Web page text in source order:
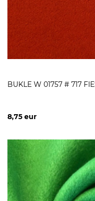
BUKLE W 01757 # 717
8,75 eur